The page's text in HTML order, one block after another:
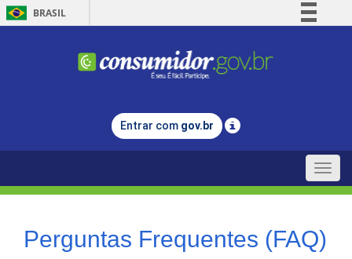
BRASIL
Comunica BR
Legislação
Entrar com gov.br
Toggle
Perguntas Frequentes (FAQ)